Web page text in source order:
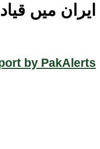
by PakAlerts
ایران میں